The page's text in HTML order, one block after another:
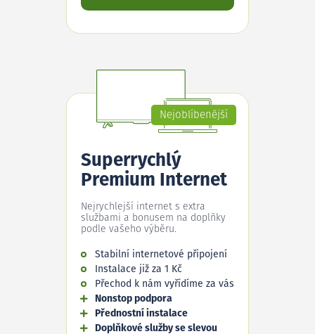
Nejoblíbenější
Superrychlý
Premium Internet
Nejrychlejší internet s extra
službami a bonusem na doplňky
podle vašeho výběru.
Stabilní internetové připojení
Instalace již za 1 Kč
Přechod k nám vyřídíme za vás
Nonstop podpora
Přednostní instalace
Doplňkové služby se slevou